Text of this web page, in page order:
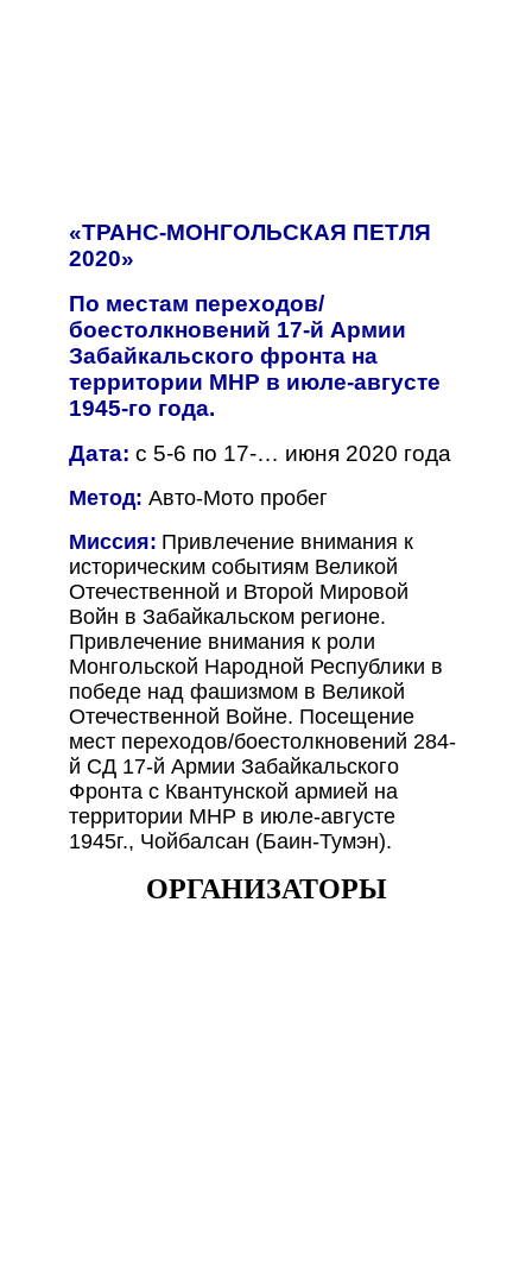
«ТРАНС-МОНГОЛЬСКАЯ ПЕТЛЯ
2020»
По местам переходов/
боестолкновений 17-й Армии
Забайкальского фронта на
территории МНР в июле-августе
1945-го года.
Дата: с 5-6 по 17-… июня 2020 года
Метод: Авто-Мото пробег
Миссия: Привлечение внимания к
историческим событиям Великой
Отечественной и Второй Мировой
Войн в Забайкальском регионе.
Привлечение внимания к роли
Монгольской Народной Республики в
победе над фашизмом в Великой
Отечественной Войне. Посещение
мест переходов/боестолкновений 284-
й СД 17-й Армии Забайкальского
Фронта с Квантунской армией на
территории МНР в июле-августе
1945г., Чойбалсан (Баин-Тумэн).
ОРГАНИЗАТОРЫ